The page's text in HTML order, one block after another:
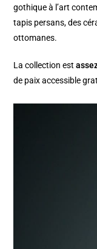
gothique à l’art
tapis persans, des
ottomanes.
La collection est
de paix accessible